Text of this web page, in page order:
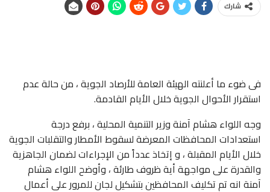
شارك
فى ضوء ما أعلنته الهيئة العامة للأرصاد الجوية ، من حالة عدم
استقرار الأحوال الجوية خلال الأيام القادمة.
وجه اللواء هشام آمنة وزير التنمية المحلية ، برفع درجة
استعدادات المحافظات المعرضة لسقوط الأمطار والتقلبات الجوية
خلال الأيام المقبلة ، و إتخاذ عدداً من الإجراءات لضمان الجاهزية
والقدرة على مواجهة أية ظروف طارئة ، وأوضح اللواء هشام
آمنة انه تم تكليف المحافظين بتشكيل لجان للمرور على أعمال